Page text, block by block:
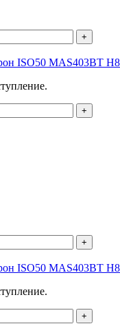
+
ISO50 MAS403BT
+
+
ISO50 MAS403BT
+